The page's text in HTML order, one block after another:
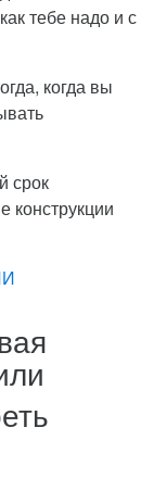
тебе надо и с
когда вы
срок
конструкции